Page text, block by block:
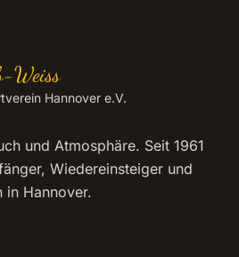
Weiss
Hannover e.V.
und Atmosphäre. Seit 1961
Wiedereinsteiger und
in Hannover.